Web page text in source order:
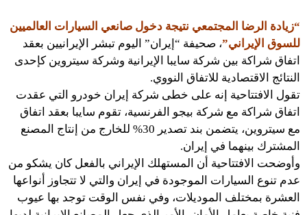
“زيادة الرضا المجتمعي نتيجة دخول صانعي السيارات العالميين
للسوق الإيراني”، صحيفة “إيران” اليوم تبشر الإيرانيين بعقد
اتفاق شراكة بين شركة سايبا الإيرانية وشركة سيتروين كإحدى
النتائج الاقتصادية للاتفاق النووي.
تقول الافتتاحية إنه على خطى شركة إيران خودرو التي عقدت
اتفاق شراكة مع شركة بيجو الفرنسية، تقوم سايبا بعقد اتفاق
مع سيتروين، يتضمن بند تصدير 30% للخارج من إنتاج المصنع
المشترك بينهما في إيران.
وأوضحت الافتتاحية أن المستهلك الإيراني بالفعل كان يشكو من
عدم تنوع السيارات الموجودة في إيران والتي لا تتجاوز أنواعها
العشرة بمختلف الموديلات، وفي نفس الوقت توجد بها عيوب